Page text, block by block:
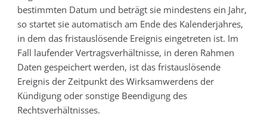
bestimmten Datum und beträgt sie mindestens ein Jahr,
so startet sie automatisch am Ende des Kalenderjahres,
in dem das fristauslösende Ereignis eingetreten ist. Im
Fall laufender Vertragsverhältnisse, in deren Rahmen
Daten gespeichert werden, ist das fristauslösende
Ereignis der Zeitpunkt des Wirksamwerdens der
Kündigung oder sonstige Beendigung des
Rechtsverhältnisses.